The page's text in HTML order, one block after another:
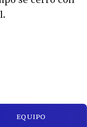
EQUIPO